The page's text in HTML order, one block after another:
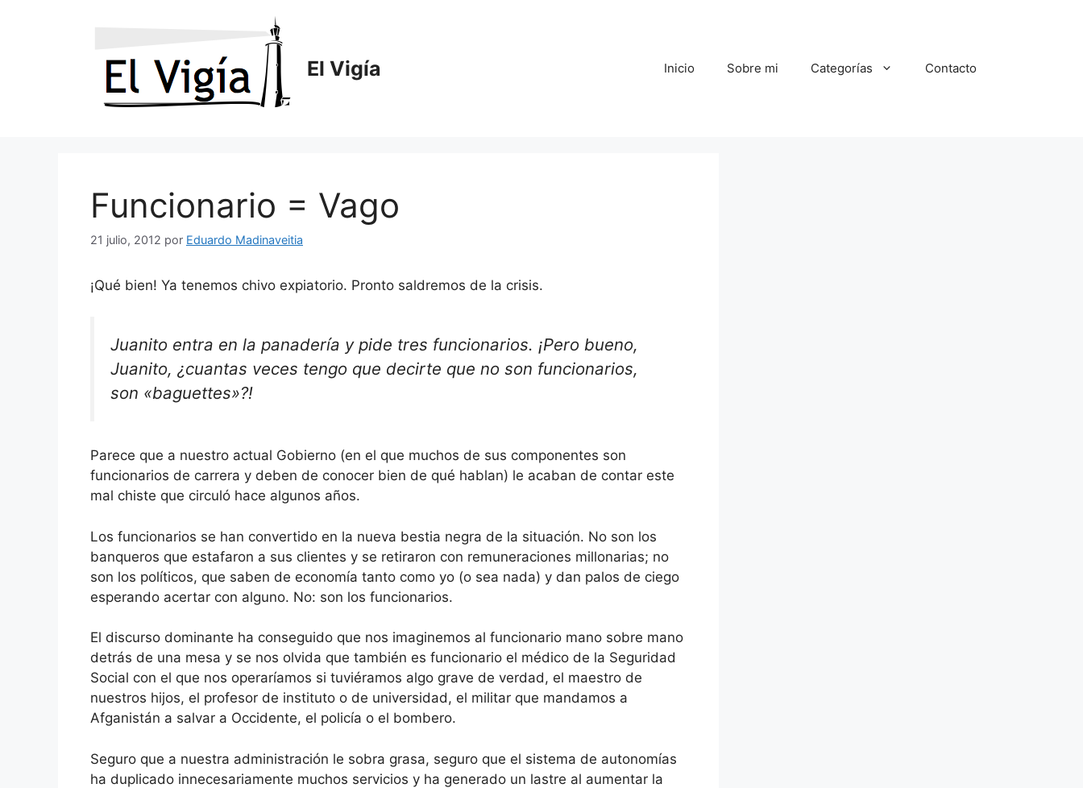
El Vigía Inicio Sobre mi Categorías Contacto
Funcionario = Vago
21 julio, 2012 por Eduardo Madinaveitia
¡Qué bien! Ya tenemos chivo expiatorio. Pronto saldremos de la crisis.
Juanito entra en la panadería y pide tres funcionarios. ¡Pero bueno,
Juanito, ¿cuantas veces tengo que decirte que no son funcionarios,
son «baguettes»?!
Parece que a nuestro actual Gobierno (en el que muchos de sus componentes son
funcionarios de carrera y deben de conocer bien de qué hablan) le acaban de contar este
mal chiste que circuló hace algunos años.
Los funcionarios se han convertido en la nueva bestia negra de la situación. No son los
banqueros que estafaron a sus clientes y se retiraron con remuneraciones millonarias; no
son los políticos, que saben de economía tanto como yo (o sea nada) y dan palos de ciego
esperando acertar con alguno. No: son los funcionarios.
El discurso dominante ha conseguido que nos imaginemos al funcionario mano sobre mano
detrás de una mesa y se nos olvida que también es funcionario el médico de la Seguridad
Social con el que nos operaríamos si tuviéramos algo grave de verdad, el maestro de
nuestros hijos, el profesor de instituto o de universidad, el militar que mandamos a
Afganistán a salvar a Occidente, el policía o el bombero.
Seguro que a nuestra administración le sobra grasa, seguro que el sistema de autonomías
ha duplicado innecesariamente muchos servicios y ha generado un lastre al aumentar la